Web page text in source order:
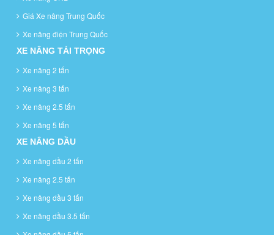
Giá Xe nâng Trung Quốc
Xe nâng điện Trung Quốc
XE NÂNG TẢI TRỌNG
Xe nâng 2 tấn
Xe nâng 3 tấn
Xe nâng 2.5 tấn
Xe nâng 5 tấn
XE NÂNG DẦU
Xe nâng dầu 2 tấn
Xe nâng 2.5 tấn
Xe nâng dầu 3 tấn
Xe nâng dầu 3.5 tấn